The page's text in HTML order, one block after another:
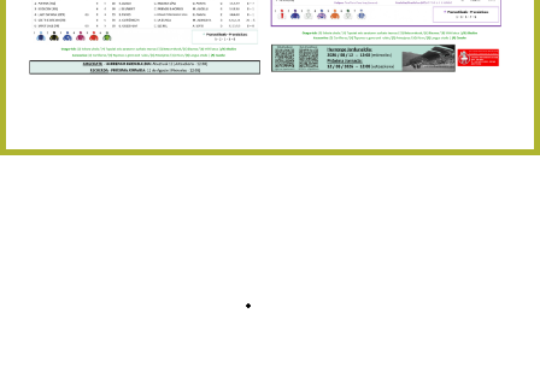
Abuztaren 12a / 12 de
15/08 17:05 Abuztuaren 15a / 15 de
30/08 17:30 Abuztuaren 30a / 30 de